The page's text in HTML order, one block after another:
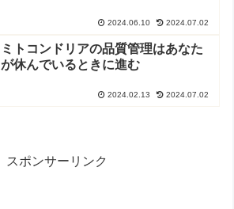
2024.06.10 2024.07.02
ミトコンドリアの品質管理はあなた
が休んでいるときに進む
2024.02.13 2024.07.02
スポンサーリンク